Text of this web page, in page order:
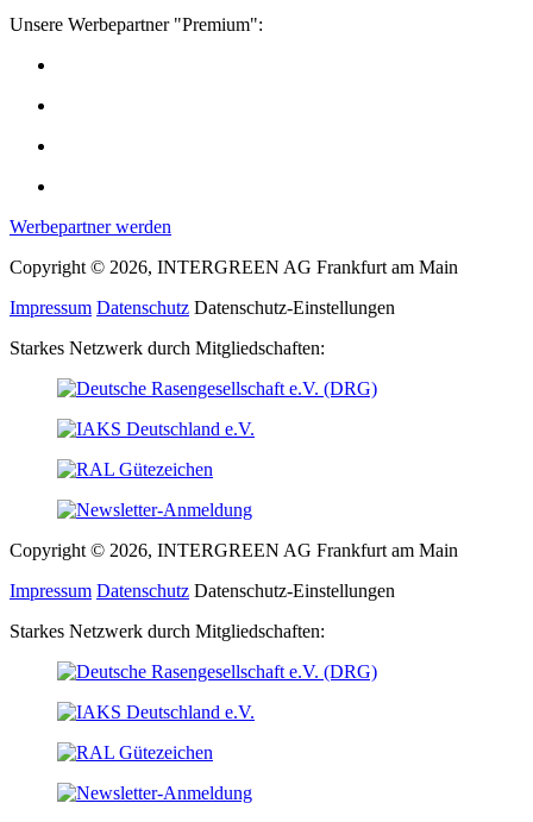
Unsere Werbepartner "Premium":
Werbepartner werden
Copyright © 2026, INTERGREEN AG Frankfurt am Main
Impressum Datenschutz Datenschutz-Einstellungen
Starkes Netzwerk durch Mitgliedschaften:
Copyright © 2026, INTERGREEN AG Frankfurt am Main
Impressum Datenschutz Datenschutz-Einstellungen
Starkes Netzwerk durch Mitgliedschaften: